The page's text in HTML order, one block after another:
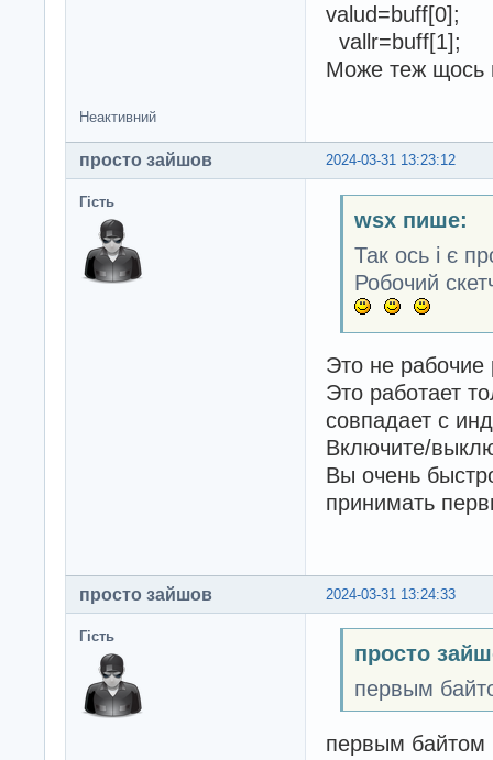
valud=buff[0];
vallr=buff[1];
Може теж щось
Неактивний
2024-03-31 13:23:12
просто зайшов
Гість
wsx пише:
Так ось і є
Робочий
Это не
Это работает
совпадает с
Включите/
Вы очень
принимать
2024-03-31 13:24:33
просто зайшов
Гість
просто
первым
первым